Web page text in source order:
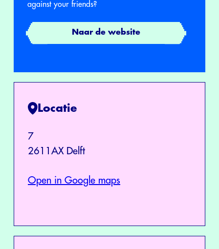
against your friends?
Naar de website
Locatie
7
2611AX Delft
Open in Google maps